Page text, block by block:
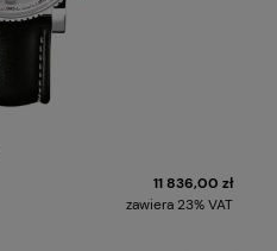
11 836,00 zł
zawiera 23% VAT